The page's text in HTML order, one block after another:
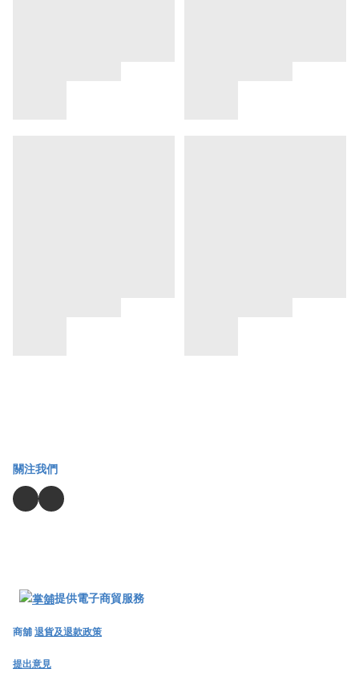
關注我們
提供電子商貿服務
商舖退貨及退款政策
提出意見